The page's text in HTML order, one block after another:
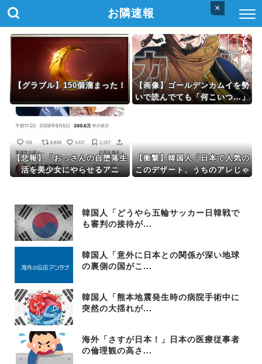
×
お隣速報
【グラブル】150個溜まった！
【画像】ゴールデンカムイを勢
いで読んでても「何こいつ…」
【悲報】「おっさんの自堕落生
活を美少女にやらせるアニ
【衝撃】韓国人「日本で人気の
このデザート、うちのアレじゃ
韓国人「どうやら五輪サッカー日韓戦で
も審判の接待が...
韓国人「意外に日本との関係が深い地球
の裏側の国がこ...
韓国人「熊本地震発生時の病院手術中に
突然の大揺れが...
海外「さすが日本！」日本の医療従事者
の倫理観の高さ...